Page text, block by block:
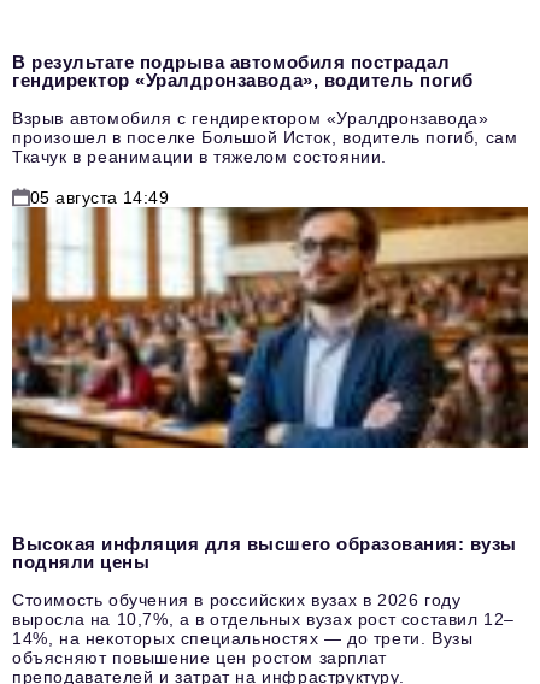
В результате подрыва автомобиля пострадал
гендиректор «Уралдронзавода», водитель погиб
Взрыв автомобиля с гендиректором «Уралдронзавода»
произошел в поселке Большой Исток, водитель погиб, сам
Ткачук в реанимации в тяжелом состоянии.
05 августа 14:49
Высокая инфляция для высшего образования: вузы
подняли цены
Стоимость обучения в российских вузах в 2026 году
выросла на 10,7%, а в отдельных вузах рост составил 12–
14%, на некоторых специальностях — до трети. Вузы
объясняют повышение цен ростом зарплат
преподавателей и затрат на инфраструктуру.